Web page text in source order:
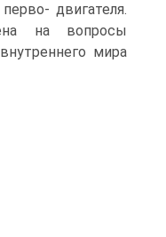
двигателя.
на вопросы
мира